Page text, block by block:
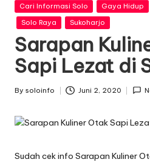
Posted
in
Cari Informasi Solo Gaya Hidup
Solo Raya
Sukoharjo
Sarapan
Sapi Lezat di
Posted
By soloinfo Juni 2, 2020
Sudah cek info Sarapan Kuliner